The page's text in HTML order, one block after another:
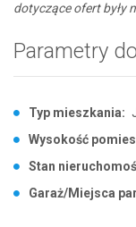
dotyczące ofert były
Parametry
Typ mieszkania:
Wysokość
Stan
Garaż/Miejsca